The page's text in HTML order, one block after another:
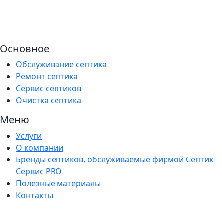
Основное
Обслуживание септика
Ремонт септика
Сервис септиков
Очистка септика
Меню
Услуги
О компании
Бренды септиков, обслуживаемые фирмой Септик
Сервис PRO
Полезные материалы
Контакты